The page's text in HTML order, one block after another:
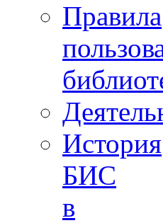
Правила
История
БИС
в